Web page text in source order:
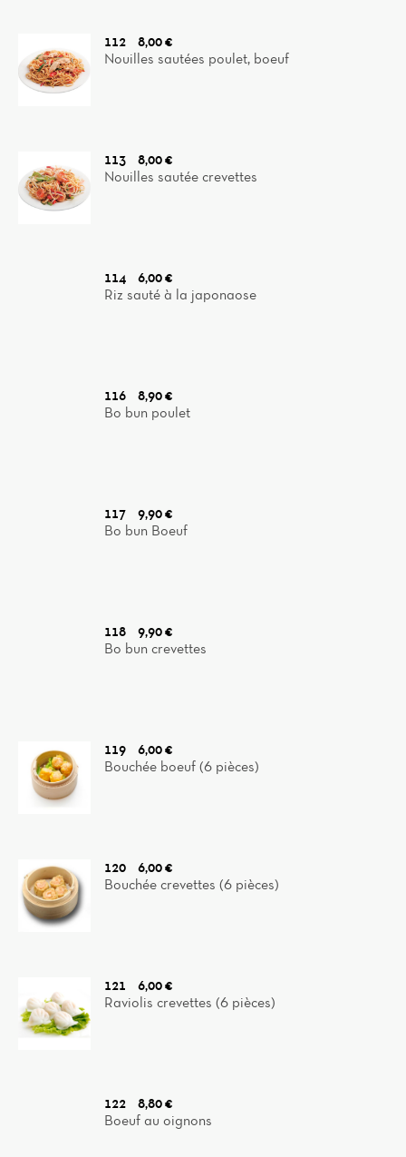
112
8,00 €
Nouilles sautées poulet, boeuf
113
8,00 €
Nouilles sautée crevettes
114
6,00 €
Riz sauté à la japonaose
116
8,90 €
Bo bun poulet
117
9,90 €
Bo bun Boeuf
118
9,90 €
Bo bun crevettes
119
6,00 €
Bouchée boeuf (6 pièces)
120
6,00 €
Bouchée crevettes (6 pièces)
121
6,00 €
Raviolis crevettes (6 pièces)
122
8,80 €
Boeuf au oignons